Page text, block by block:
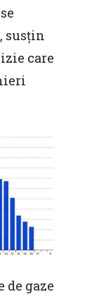
susțin
care
de gaze